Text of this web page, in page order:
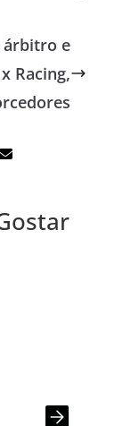
árbitro e
Racing,